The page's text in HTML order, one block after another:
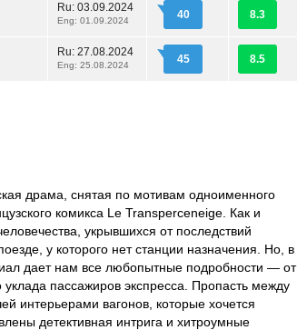
Ru: 03.09.2024
Eng: 01.09.2024 40 8.3
Ru: 27.08.2024
Eng: 25.08.2024 45 8.5
драма, снятая по мотивам одноименного
комикса Le Transperceneige. Как и
укрывшихся от последствий
у которого нет станции назначения. Но, в
дает нам все любопытные подробности — от
пассажиров экспресса. Пропасть между
интерьерами вагонов, которые хочется
детективная интрига и хитроумные